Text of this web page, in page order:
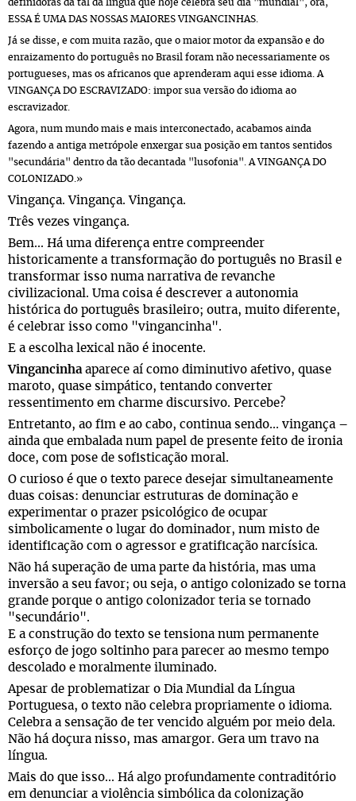
definidoras da tal da língua que hoje celebra seu dia "mundial", ora,
ESSA É UMA DAS NOSSAS MAIORES VINGANCINHAS.
Já se disse, e com muita razão, que o maior motor da expansão e do
enraizamento do português no Brasil foram não necessariamente os
portugueses, mas os africanos que aprenderam aqui esse idioma. A
VINGANÇA DO ESCRAVIZADO: impor sua versão do idioma ao
escravizador.
Agora, num mundo mais e mais interconectado, acabamos ainda
fazendo a antiga metrópole enxergar sua posição em tantos sentidos
"secundária" dentro da tão decantada "lusofonia". A VINGANÇA DO
COLONIZADO.»
Vingança. Vingança. Vingança.
Três vezes vingança.
Bem... Há uma diferença entre compreender
historicamente a transformação do português no Brasil e
transformar isso numa narrativa de revanche
civilizacional. Uma coisa é descrever a autonomia
histórica do português brasileiro; outra, muito diferente,
é celebrar isso como "vingancinha".
E a escolha lexical não é inocente.
Vingancinhaaparece aí como diminutivo afetivo, quase
maroto, quase simpático, tentando converter
ressentimento em charme discursivo. Percebe?
Entretanto, ao fim e ao cabo, continua sendo... vingança –
ainda que embalada num papel de presente feito de ironia
doce, com pose de sofisticação moral.
O curioso é que o texto parece desejar simultaneamente
duas coisas: denunciar estruturas de dominação e
experimentar o prazer psicológico de ocupar
simbolicamente o lugar do dominador, num misto de
identificação com o agressor e gratificação narcísica.
Não há superação de uma parte da história, mas uma
inversão a seu favor; ou seja, o antigo colonizado se torna
grande porque o antigo colonizador teria se tornado
"secundário".
E a construção do texto se tensiona num permanente
esforço de jogo soltinho para parecer ao mesmo tempo
descolado e moralmente iluminado.
Apesar de problematizar o Dia Mundial da Língua
Portuguesa, o texto não celebra propriamente o idioma.
Celebra a sensação de ter vencido alguém por meio dela.
Não há doçura nisso, mas amargor. Gera um travo na
língua.
Mais do que isso... Há algo profundamente contraditório
em denunciar a violência simbólica da colonização